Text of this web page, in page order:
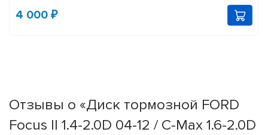
4 000 ₽
Отзывы о «Диск тормозной FORD
Focus II 1.4-2.0D 04-12 / C-Max 1.6-2.0D